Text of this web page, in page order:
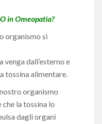
in Omeopatia?
organismo si
venga dall’esterno e
tossina alimentare.
organismo
che la tossina lo
dagli organi